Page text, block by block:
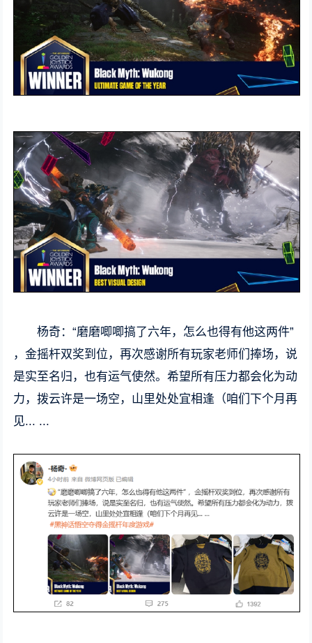
杨奇：“磨磨唧唧搞了六年，怎么也得有他这两件”
，金摇杆双奖到位，再次感谢所有玩家老师们捧场，说
是实至名归，也有运气使然。希望所有压力都会化为动
力，拨云许是一场空，山里处处宜相逢（咱们下个月再
见... ...